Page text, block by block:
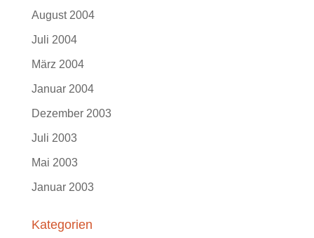
August 2004
Juli 2004
März 2004
Januar 2004
Dezember 2003
Juli 2003
Mai 2003
Januar 2003
Kategorien